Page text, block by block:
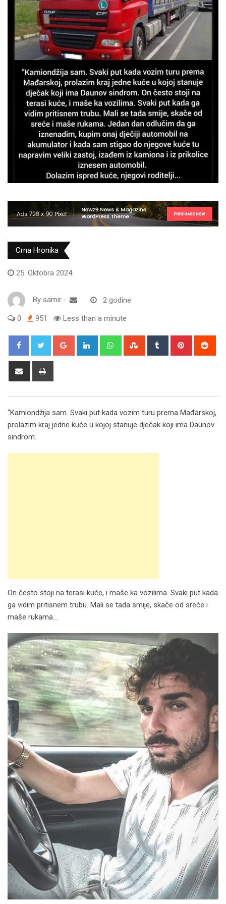
Crna Hronika
25. Oktobra 2024.
By samir - 2 godine
0 951 Less than a minute
Google+ LinkedIn WhatsappStumbleUpon
Tumblr Pinterest
Share
“Kamiondžija sam. Svaki put kada vozim turu prema Mađarskoj,
prolazim kraj jedne kuće u kojoj stanuje dječak koji ima Daunov
sindrom.
On često stoji na terasi kuće, i maše ka vozilima. Svaki put kada
ga vidim pritisnem trubu. Mali se tada smije, skače od sreće i
maše rukama…